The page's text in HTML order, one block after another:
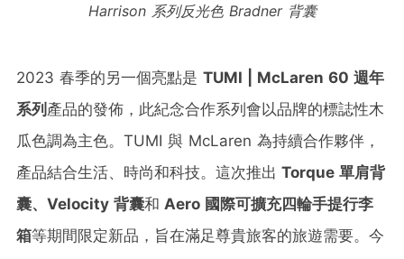
Harrison 系列反光色 Bradner 背囊
2023 春季的另一個亮點是 TUMI | McLaren 60 週年
系列 產品的發佈，此紀念合作系列會以品牌的標誌性木
瓜色調為主色。TUMI 與 McLaren 為持續合作夥伴，
產品結合生活、時尚和科技。這次推出 Torque 單肩背
囊、 Velocity 背囊和 Aero 國際可擴充四輪手提行李
箱等期間限定新品，旨在滿足尊貴旅客的旅遊需要。今